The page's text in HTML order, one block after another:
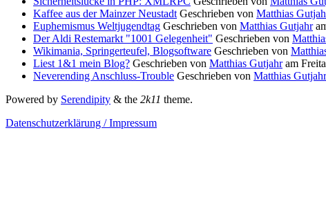
Kaffee aus der Mainzer Neustadt Geschrieben von Matthias
Euphemismus Weltjugendtag Geschrieben von Matthias Gutjahr
Der Aldi Restemarkt "1001 Gelegenheit" Geschrieben von
Wikimania, Springerteufel, Blogsoftware Geschrieben von
Liest 1&1 mein Blog? Geschrieben von Matthias Gutjahram
Neverending Anschluss-Trouble Geschrieben von Matthias Gutjahr
Powered by Serendipity & the 2k11 theme.
Datenschutzerklärung / Impressum